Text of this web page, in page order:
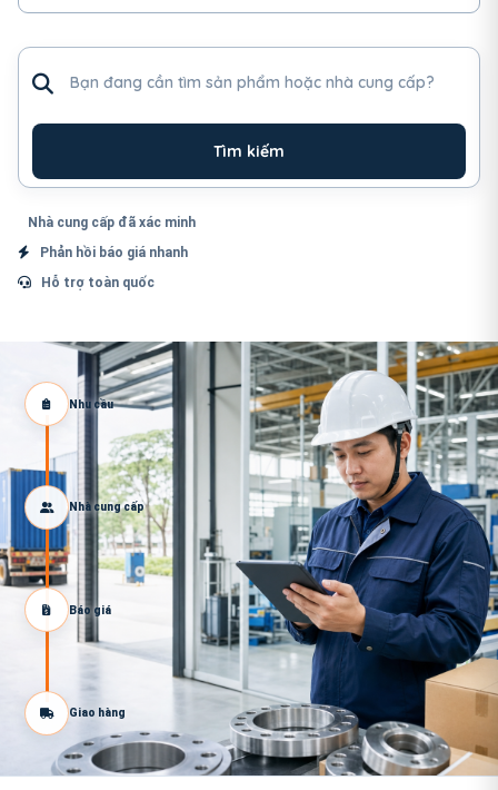
Tìm kiếm
Nhà cung cấp đã xác minh
Phản hồi báo giá nhanh
Hỗ trợ toàn quốc
Nhu cầu
Nhà cung cấp
Báo giá
Giao hàng